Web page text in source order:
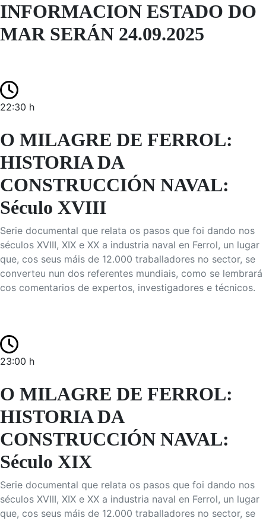
INFORMACION ESTADO DO
MAR SERÁN 24.09.2025
22:30 h
O MILAGRE DE FERROL:
HISTORIA DA
CONSTRUCCIÓN NAVAL:
Século XVIII
Serie documental que relata os pasos que foi dando nos
séculos XVIII, XIX e XX a industria naval en Ferrol, un lugar
que, cos seus máis de 12.000 traballadores no sector, se
converteu nun dos referentes mundiais, como se lembrará
cos comentarios de expertos, investigadores e técnicos.
23:00 h
O MILAGRE DE FERROL:
HISTORIA DA
CONSTRUCCIÓN NAVAL:
Século XIX
Serie documental que relata os pasos que foi dando nos
séculos XVIII, XIX e XX a industria naval en Ferrol, un lugar
que, cos seus máis de 12.000 traballadores no sector, se